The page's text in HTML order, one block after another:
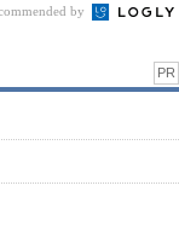
by
PR